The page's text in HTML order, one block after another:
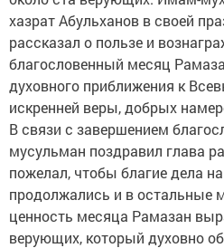
хазрат Абульханов в своей
рассказал о пользе и
благословенный месяц
духовного приближения к
искренней веры, добрых
В связи с завершением
мусульман поздравил глава
пожелал, чтобы благие дела
продолжались и в остальные
ценность месяца Рамазан
верующих, который духовно